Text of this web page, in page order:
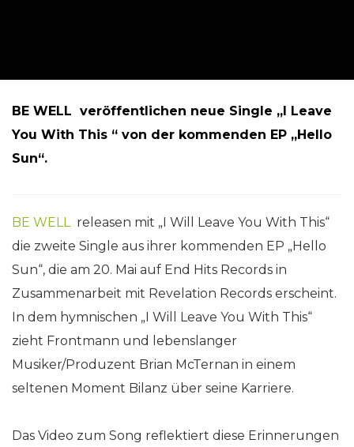
BE WELL veröffentlichen neue Single „I Leave
You With This “ von der kommenden EP „Hello
Sun“.
BE WELLreleasen mit „I Will Leave You With This“
die zweite Single aus ihrer kommenden EP „Hello
Sun“, die am 20. Mai auf End Hits Records in
Zusammenarbeit mit Revelation Records erscheint.
In dem hymnischen „I Will Leave You With This“
zieht Frontmann und lebenslanger
Musiker/Produzent Brian McTernan in einem
seltenen Moment Bilanz über seine Karriere.
Das Video zum Song reflektiert diese Erinnerungen